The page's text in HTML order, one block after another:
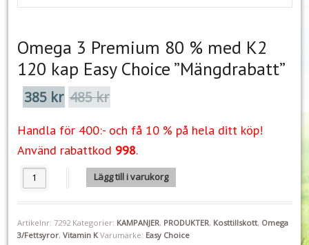
Omega 3 Premium 80 % med K2
120 kap Easy Choice ”Mängdrabatt”
485krDet
ursprungliga
var:
485 kr.
385 kr
Det
nuvarande
är:
385 kr.
Handla för 400:- och få 10 % på hela ditt köp!
Använd rabattkod 998.
Omega 3 Premium 80 % med K2 120 kap Easy Choice "Mängdrabatt"
Lägg till i varukorg
Artikelnr: 7292 Kategorier: KAMPANJER, PRODUKTER, Kosttillskott, Omega
3/Fettsyror, Vitamin K Varumärke: Easy Choice